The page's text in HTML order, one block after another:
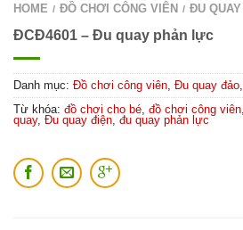
HOME / ĐỒ CHƠI CÔNG VIÊN / ĐU
ĐCĐ4601 – Đu quay phản lực
Danh mục: Đồ chơi công viên Đu quay đảo
Từ khóa: đồ chơi cho bé đồ chơi công viên
quay, Đu quay điện đu quay phản lực